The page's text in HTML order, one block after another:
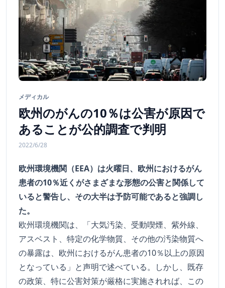
メディカル
欧州のがんの10％は公害が原因で
あることが公的調査で判明
2022/6/28
欧州環境機関（EEA）は火曜日、欧州におけるがん
患者の10％近くがさまざまな形態の公害と関係して
いると警告し、その大半は予防可能であると強調し
た。
欧州環境機関は、「大気汚染、受動喫煙、紫外線、
アスベスト、特定の化学物質、その他の汚染物質へ
の暴露は、欧州におけるがん患者の10％以上の原因
となっている」と声明で述べている。しかし、既存
の政策、特に公害対策が厳格に実施されれば、この